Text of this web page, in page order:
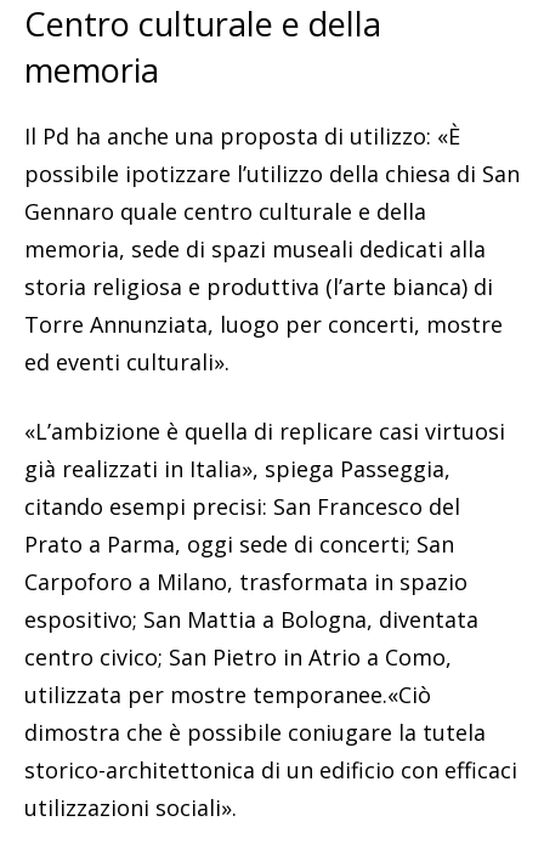
Centro culturale e della
memoria
Il Pd ha anche una proposta di utilizzo: «È
possibile ipotizzare l’utilizzo della chiesa di San
Gennaro quale centro culturale e della
memoria, sede di spazi museali dedicati alla
storia religiosa e produttiva (l’arte bianca) di
Torre Annunziata, luogo per concerti, mostre
ed eventi culturali».
«L’ambizione è quella di replicare casi virtuosi
già realizzati in Italia», spiega Passeggia,
citando esempi precisi: San Francesco del
Prato a Parma, oggi sede di concerti; San
Carpoforo a Milano, trasformata in spazio
espositivo; San Mattia a Bologna, diventata
centro civico; San Pietro in Atrio a Como,
utilizzata per mostre temporanee.«Ciò
dimostra che è possibile coniugare la tutela
storico-architettonica di un edificio con efficaci
utilizzazioni sociali».